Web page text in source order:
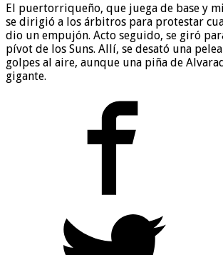
El puertorriqueño, que juega de base y
se dirigió a los árbitros para protestar
dio un empujón. Acto seguido, se giró
pívot de los Suns. Allí, se desató una
golpes al aire, aunque una piña de
gigante.